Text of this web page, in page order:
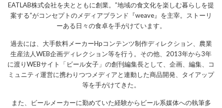
EATLAB株式会社を夫とともに創業。”地域の食文化を楽しむ暮らしを提
案する”がコンセプトのメディアブランド『weave』を主宰。ストーリ
ーある日々の食卓を手がけています。
過去には、大手飲料メーカーHpコンテンツ制作ディレクション、農業
生産法人WEB企画ディレクション等を行う。その他、2013年から3年
に渡りWEBサイト「ビール女子」の創刊編集長として、企画、編集、コ
ミュニティ運営に携わりつつメディアと連動した商品開発、タイアップ
等を手がけてきた。
また、ビールメーカーに勤めていた経験からビール系媒体への執筆多